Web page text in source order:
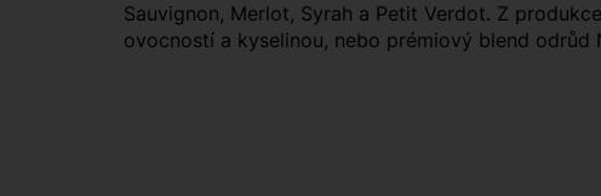
Sauvignon, Merlot, Syrah a Petit Verdot. Z
ovocností a kyselinou, nebo prémiový blend